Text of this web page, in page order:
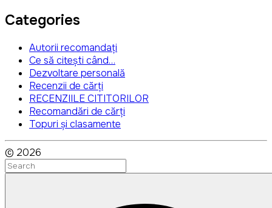
Categories
Autorii recomandați
Ce să citești când…
Dezvoltare personală
Recenzii de cărți
RECENZIILE CITITORILOR
Recomandări de cărți
Topuri și clasamente
© 2026